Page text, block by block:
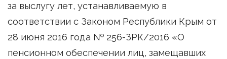
за выслугу лет, устанавливаемую в
соответствии с Законом Республики Крым от
28 июня 2016 года № 256-ЗРК/2016 «О
пенсионном обеспечении лиц, замещавших